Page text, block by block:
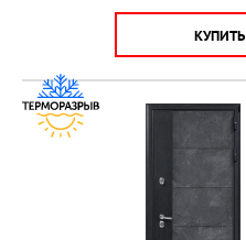
КУПИТЬ